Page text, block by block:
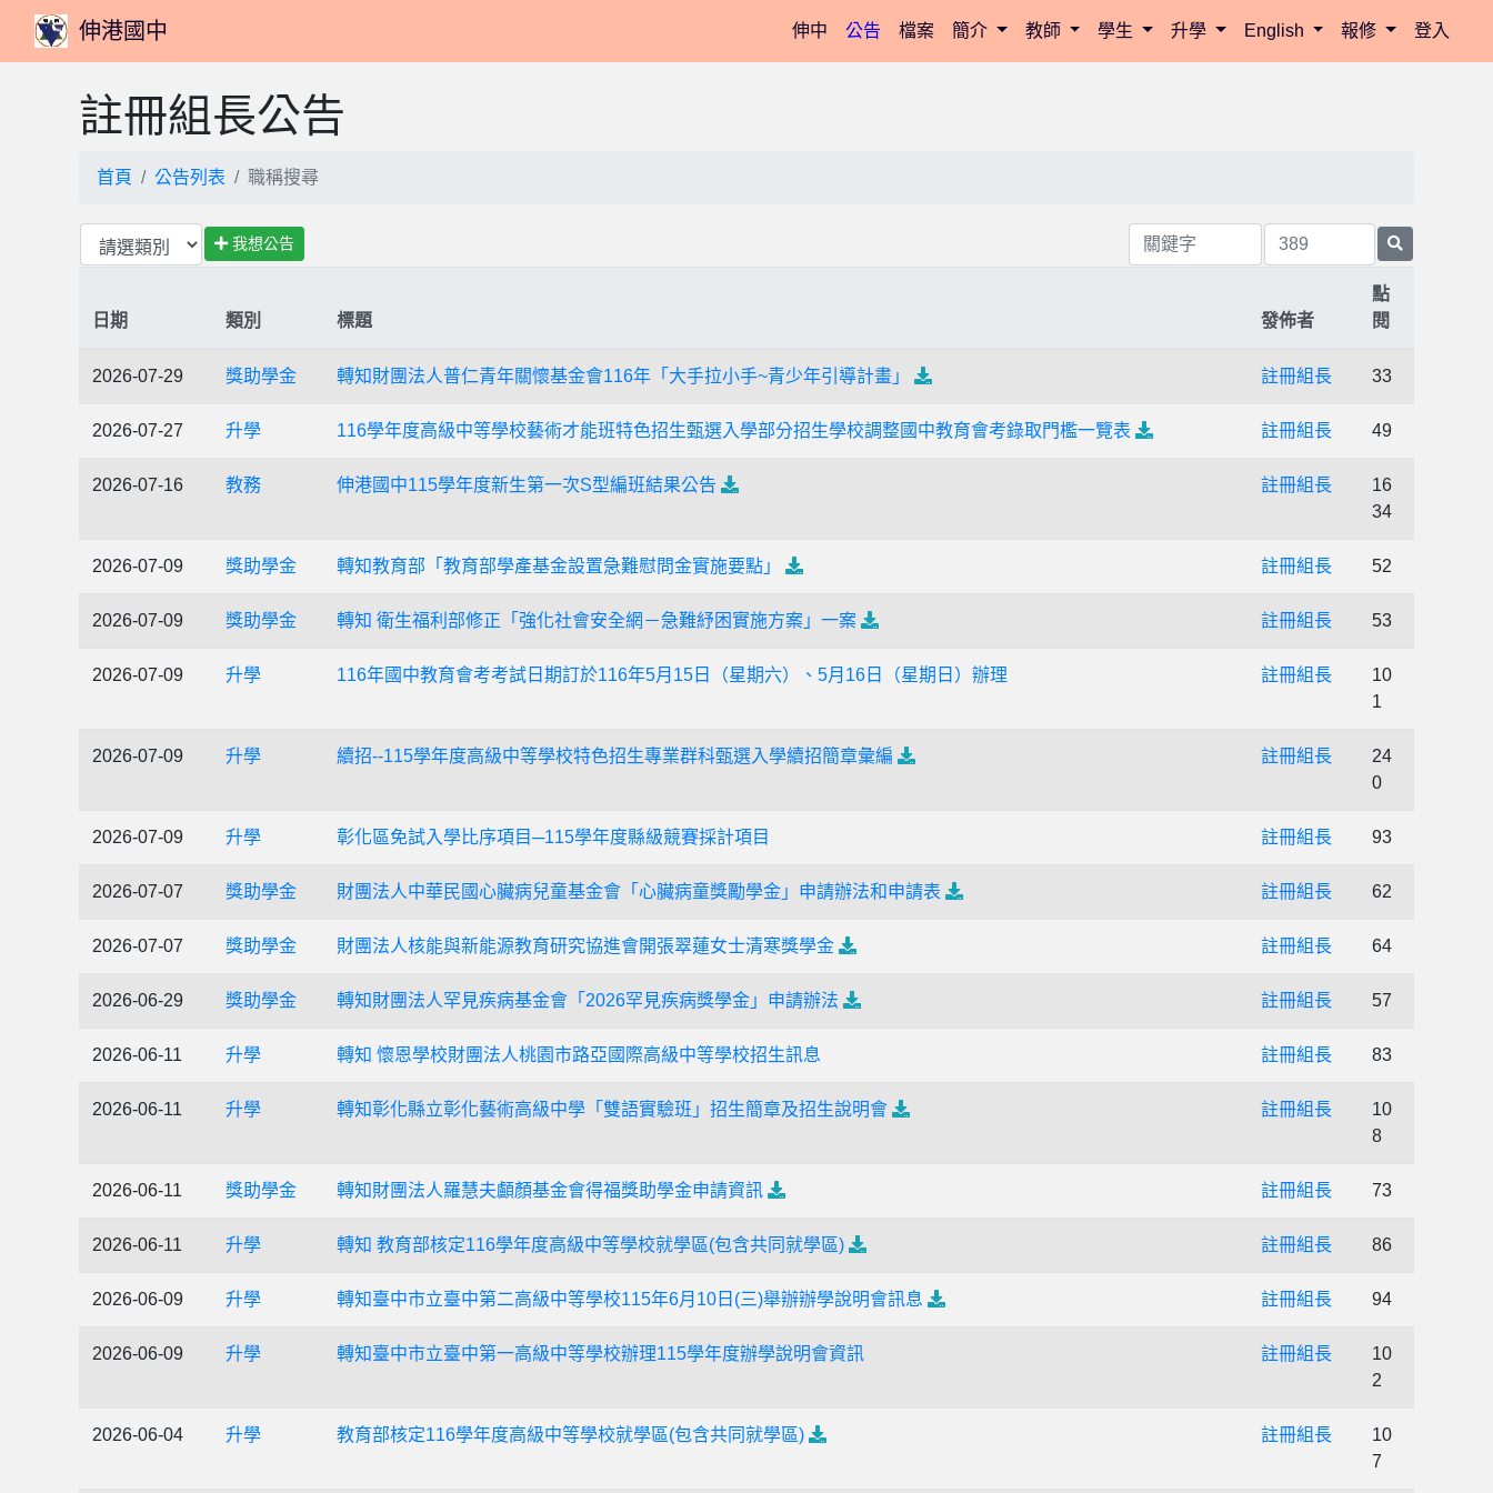
伸港國中 伸中(current)
公告 檔案 簡介 教師 學生 升學 English 報修 登入
註冊組長公告
首頁 公告列表 職稱搜尋
我想公告
日期 類別 標題 發佈者
點
閱
2026-07-29 獎助學金 轉知財團法人普仁青年關懷基金會116年「大手拉小手~青少年引導計畫」 註冊組長 33
2026-07-27 升學 116學年度高級中等學校藝術才能班特色招生甄選入學部分招生學校調整國中教育會考錄取門檻一覽表 註冊組長 49
2026-07-16 教務 伸港國中115學年度新生第一次S型編班結果公告 註冊組長
16
34
2026-07-09 獎助學金 轉知教育部「教育部學產基金設置急難慰問金實施要點」 註冊組長 52
2026-07-09 獎助學金 轉知 衛生福利部修正「強化社會安全網－急難紓困實施方案」一案 註冊組長 53
2026-07-09 升學 116年國中教育會考考試日期訂於116年5月15日（星期六）、5月16日（星期日）辦理 註冊組長
10
1
2026-07-09 升學 續招--115學年度高級中等學校特色招生專業群科甄選入學續招簡章彙編 註冊組長
24
0
2026-07-09 升學 彰化區免試入學比序項目─115學年度縣級競賽採計項目 註冊組長 93
2026-07-07 獎助學金 財團法人中華民國心臟病兒童基金會「心臟病童獎勵學金」申請辦法和申請表 註冊組長 62
2026-07-07 獎助學金 財團法人核能與新能源教育研究協進會開張翠蓮女士清寒獎學金 註冊組長 64
2026-06-29 獎助學金 轉知財團法人罕見疾病基金會「2026罕見疾病獎學金」申請辦法 註冊組長 57
2026-06-11 升學 轉知 懷恩學校財團法人桃園市路亞國際高級中等學校招生訊息 註冊組長 83
2026-06-11 升學 轉知彰化縣立彰化藝術高級中學「雙語實驗班」招生簡章及招生說明會 註冊組長
10
8
2026-06-11 獎助學金 轉知財團法人羅慧夫顱顏基金會得福獎助學金申請資訊 註冊組長 73
2026-06-11 升學 轉知 教育部核定116學年度高級中等學校就學區(包含共同就學區) 註冊組長 86
2026-06-09 升學 轉知臺中市立臺中第二高級中等學校115年6月10日(三)舉辦辦學說明會訊息 註冊組長 94
2026-06-09 升學 轉知臺中市立臺中第一高級中等學校辦理115學年度辦學說明會資訊 註冊組長
10
2
2026-06-04 升學 教育部核定116學年度高級中等學校就學區(包含共同就學區) 註冊組長
10
7